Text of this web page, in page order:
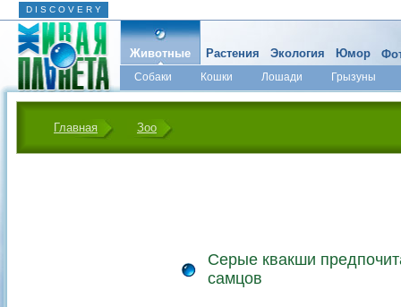
D I S C O V E R Y
Животные
Собаки Кошки Лошади
Грызуны
Микромир
Растения Экология Юмор
Главная Зоо
Серые квакши
самцов